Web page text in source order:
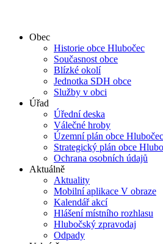
Obec
Historie obce Hlubočec
Současnost obce
Blízké okolí
Jednotka SDH obce
Služby v obci
Úřad
Úřední deska
Válečné hroby
Územní plán obce Hlubočec
Strategický plán obce
Ochrana osobních údajů
Aktuálně
Aktuality
Mobilní aplikace V obraze
Kalendář akcí
Hlášení místního rozhlasu
Hlubočský zpravodaj
Odpady